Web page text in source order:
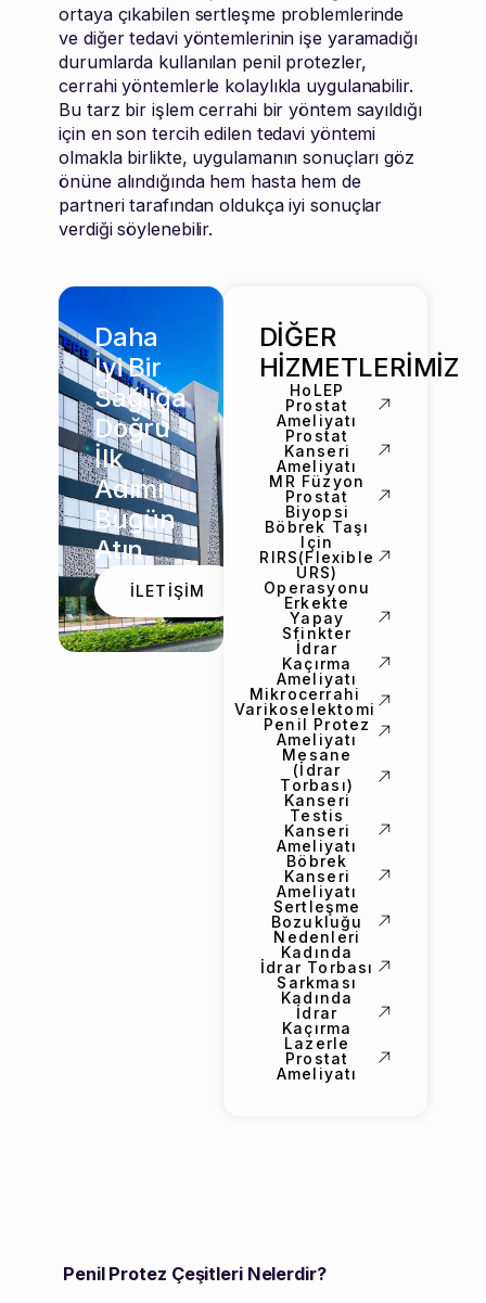
ortaya çıkabilen sertleşme problemlerinde
ve diğer tedavi yöntemlerinin işe yaramadığı
durumlarda kullanılan penil protezler,
cerrahi yöntemlerle kolaylıkla uygulanabilir.
Bu tarz bir işlem cerrahi bir yöntem sayıldığı
için en son tercih edilen tedavi yöntemi
olmakla birlikte, uygulamanın sonuçları göz
önüne alındığında hem hasta hem de
partneri tarafından oldukça iyi sonuçlar
verdiği söylenebilir.
Daha
İyi Bir
Sağlığa
Doğru
İlk
Adımı
Bugün
Atın
İLETİŞİM
DİĞER
HİZMETLERİMİZ
HoLEP
Prostat
Ameliyatı
Prostat
Kanseri
Ameliyatı
MR Füzyon
Prostat
Biyopsi
Böbrek Taşı
Için
RIRS(Flexible
URS)
Operasyonu
Erkekte
Yapay
Sfinkter
İdrar
Kaçırma
Ameliyatı
Mikrocerrahi
Varikoselektomi
Penil Protez
Ameliyatı
Mesane
(İdrar
Torbası)
Kanseri
Testis
Kanseri
Ameliyatı
Böbrek
Kanseri
Ameliyatı
Sertleşme
Bozukluğu
Nedenleri
Kadında
İdrar Torbası
Sarkması
Kadında
İdrar
Kaçırma
Lazerle
Prostat
Ameliyatı
Penil Protez Çeşitleri Nelerdir?